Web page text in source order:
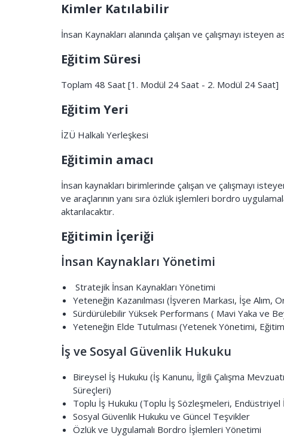
Kimler Katılabilir
İnsan Kaynakları alanında çalışan ve çalışmayı
Eğitim Süresi
Toplam 48 Saat [1. Modül 24 Saat - 2. Modül 24 Saat]
Eğitim Yeri
İZÜ Halkalı Yerleşkesi
Eğitimin amacı
İnsan kaynakları birimlerinde çalışan ve çalışmayı
ve araçlarının yanı sıra özlük işlemleri bordro
aktarılacaktır.
Eğitimin İçeriği
İnsan Kaynakları Yönetimi
Stratejik İnsan Kaynakları Yönetimi
Yeteneğin Kazanılması (İşveren Markası, İşe Alım,
Sürdürülebilir Yüksek Performans ( Mavi Yaka ve
Yeteneğin Elde Tutulması (Yetenek Yönetimi,
İş ve Sosyal Güvenlik Hukuku
Bireysel İş Hukuku (İş Kanunu, İlgili Çalışma
Süreçleri)
Toplu İş Hukuku (Toplu İş Sözleşmeleri, Endüstriyel
Sosyal Güvenlik Hukuku ve Güncel Teşvikler
Özlük ve Uygulamalı Bordro İşlemleri Yönetimi